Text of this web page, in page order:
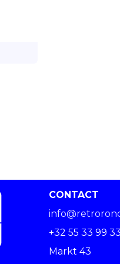
CONTACT
+32 55 33 99 33
Markt 43